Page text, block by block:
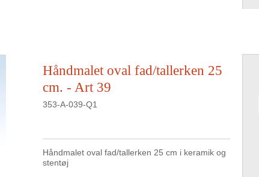
Håndmalet oval fad/tallerken 25
cm. - Art 39
353-A-039-Q1
Håndmalet oval fad/tallerken 25 cm i keramik og
stentøj